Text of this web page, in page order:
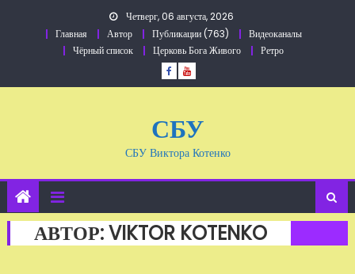
Четверг, 06 августа, 2026
Главная
Автор Публикации (763)
Видеоканалы
Чёрный список
Церковь Бога Живого Ретро
СБУ
СБУ Виктора Котенко
АВТОР:VIKTOR KOTENKO